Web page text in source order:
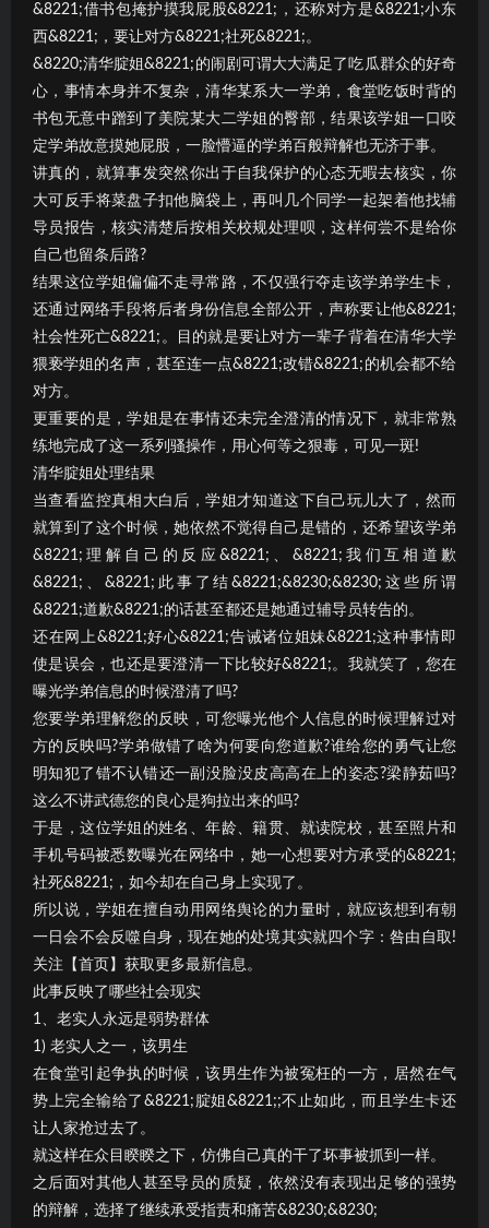
&8221;借书包掩护摸我屁股&8221;，还称对方是&8221;小东
西&8221;，要让对方&8221;社死&8221;。
&8220;清华腚姐&8221;的闹剧可谓大大满足了吃瓜群众的好奇
心，事情本身并不复杂，清华某系大一学弟，食堂吃饭时背的
书包无意中蹭到了美院某大二学姐的臀部，结果该学姐一口咬
定学弟故意摸她屁股，一脸懵逼的学弟百般辩解也无济于事。
讲真的，就算事发突然你出于自我保护的心态无暇去核实，你
大可反手将菜盘子扣他脑袋上，再叫几个同学一起架着他找辅
导员报告，核实清楚后按相关校规处理呗，这样何尝不是给你
自己也留条后路?
结果这位学姐偏偏不走寻常路，不仅强行夺走该学弟学生卡，
还通过网络手段将后者身份信息全部公开，声称要让他&8221;
社会性死亡&8221;。目的就是要让对方一辈子背着在清华大学
猥亵学姐的名声，甚至连一点&8221;改错&8221;的机会都不给
对方。
更重要的是，学姐是在事情还未完全澄清的情况下，就非常熟
练地完成了这一系列骚操作，用心何等之狠毒，可见一斑!
清华腚姐处理结果
当查看监控真相大白后，学姐才知道这下自己玩儿大了，然而
就算到了这个时候，她依然不觉得自己是错的，还希望该学弟
&8221;理解自己的反应&8221;、&8221;我们互相道歉
&8221;、&8221;此事了结&8221;&8230;&8230;这些所谓
&8221;道歉&8221;的话甚至都还是她通过辅导员转告的。
还在网上&8221;好心&8221;告诫诸位姐妹&8221;这种事情即
使是误会，也还是要澄清一下比较好&8221;。我就笑了，您在
曝光学弟信息的时候澄清了吗?
您要学弟理解您的反映，可您曝光他个人信息的时候理解过对
方的反映吗?学弟做错了啥为何要向您道歉?谁给您的勇气让您
明知犯了错不认错还一副没脸没皮高高在上的姿态?梁静茹吗?
这么不讲武德您的良心是狗拉出来的吗?
于是，这位学姐的姓名、年龄、籍贯、就读院校，甚至照片和
手机号码被悉数曝光在网络中，她一心想要对方承受的&8221;
社死&8221;，如今却在自己身上实现了。
所以说，学姐在擅自动用网络舆论的力量时，就应该想到有朝
一日会不会反噬自身，现在她的处境其实就四个字：咎由自取!
关注【首页】获取更多最新信息。
此事反映了哪些社会现实
1、老实人永远是弱势群体
1) 老实人之一，该男生
在食堂引起争执的时候，该男生作为被冤枉的一方，居然在气
势上完全输给了&8221;腚姐&8221;;不止如此，而且学生卡还
让人家抢过去了。
就这样在众目睽睽之下，仿佛自己真的干了坏事被抓到一样。
之后面对其他人甚至导员的质疑，依然没有表现出足够的强势
的辩解，选择了继续承受指责和痛苦&8230;&8230;